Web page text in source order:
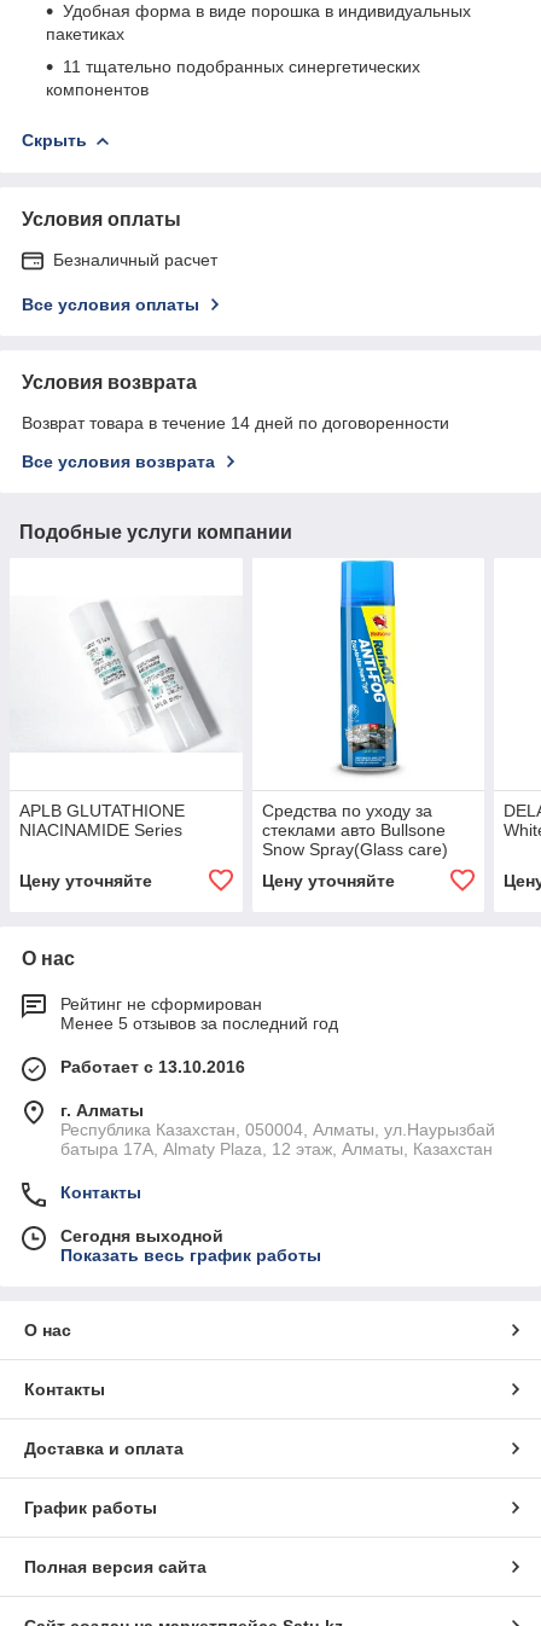
Удобная форма в виде порошка в индивидуальных
пакетиках
11 тщательно подобранных синергетических
компонентов
Скрыть
Условия оплаты
Безналичный расчет
Все условия оплаты
Условия возврата
Возврат товара в течение 14 дней по договоренности
Все условия возврата
Подобные услуги компании
APLB GLUTATHIONE
NIACINAMIDE Series
Цену уточняйте
Средства по уходу за
стеклами авто Bullsone
Snow Spray(Glass care)
Цену уточняйте
О нас
Рейтинг не сформирован
Менее 5 отзывов за последний год
Работает с 13.10.2016
г. Алматы
Республика Казахстан, 050004, Алматы, ул.Наурызбай
батыра 17А, Almaty Plaza, 12 этаж, Алматы, Казахстан
Контакты
Сегодня выходной
Показать весь график работы
О нас
Контакты
Доставка и оплата
График работы
Полная версия сайта